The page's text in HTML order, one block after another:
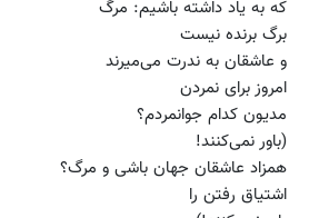
که به یاد داشته باشیم: مرگ
برگ برنده نیست
و عاشقان به ندرت می‌میرند
امروز برای نمردن
مدیون کدام جوانمردم؟
(باور نمی‌کنند!
همزاد عاشقان جهان باشی و مرگ؟
اشتیاق رفتن را